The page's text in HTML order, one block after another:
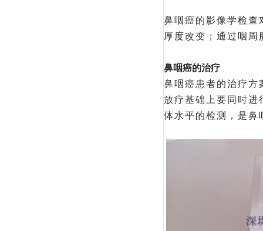
鼻咽癌的影像学检查
厚度改变；通过咽
鼻咽癌的治疗
鼻咽癌患者的治疗方
放疗基础上要同时
体水平的检测，是鼻